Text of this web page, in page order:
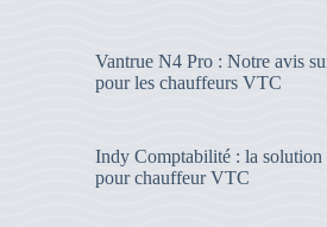
Vantrue N4 Pro : Notre avis
pour les chauffeurs VTC
Indy Comptabilité : la solution
pour chauffeur VTC